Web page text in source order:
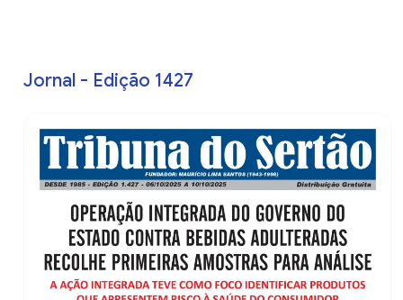
Jornal - Edição 1427